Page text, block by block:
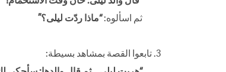
ثم اسألوه:“ماذا ردّت ليلى؟”
تابعوا القصة بمشاهد بسيطة: